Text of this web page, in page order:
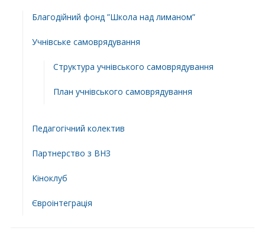
Благодійний фонд ”Школа над лиманом”
Учнівське самоврядування
Структура учнiвського самоврядування
План учнiвського самоврядування
Педагогічний колектив
Партнерство з ВНЗ
Кіноклуб
Євроінтеграція